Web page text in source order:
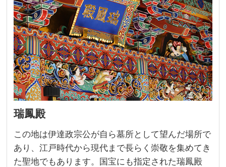
瑞鳳殿
この地は伊達政宗公が自ら墓所として望んだ場所で
あり、江戸時代から現代まで長らく崇敬を集めてき
た聖地でもあります。国宝にも指定された瑞鳳殿